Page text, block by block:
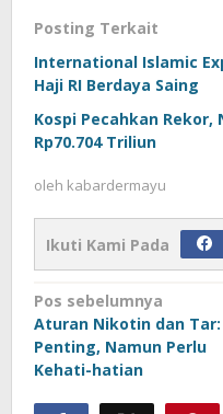
Posting Terkait
International Islamic
Haji RI Berdaya Saing
Kospi Pecahkan Rekor,
Rp70.704 Triliun
oleh kabardermayu
Ikuti Kami Pada
Navigasi
pos
Pos sebelumnya
Aturan Nikotin dan Tar:
Penting, Namun Perlu
Kehati-hatian